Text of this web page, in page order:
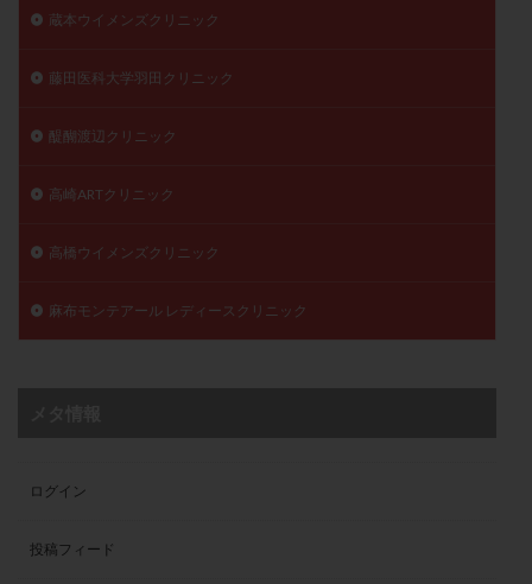
蔵本ウイメンズクリニック
藤田医科大学羽田クリニック
醍醐渡辺クリニック
高崎ARTクリニック
高橋ウイメンズクリニック
麻布モンテアール レディースクリニック
ログイン
投稿フィード